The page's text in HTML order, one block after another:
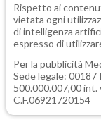
Rispetto ai
vietata ogni
di intelligenza
espresso di
Per la pubblicità
Sede legale: 00187
500.000.007,00 int.
C.F.06921720154